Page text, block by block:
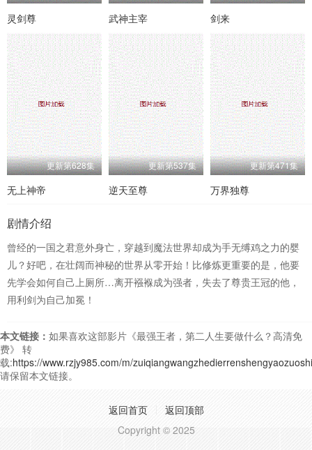
灵剑尊 武神主宰 剑来
更新第628集
无上神帝
更新第537集
逆天至尊
更新第471集
万界独尊
剧情介绍
曾经的一国之君意外身亡，穿越到魔法世界却成为手无缚鸡之力的婴
儿？好吧，在壮阔而神秘的世界从零开始！比修炼更重要的是，他要
先学会如何自己上厕所…离开襁褓成为强者，失去了尊贵王冠的他，
用利剑为自己加冕！
本文链接： 如果喜欢这部影片《最强王者，第二人生要做什么？高清免
费》 转
载:https://www.rzjy985.com/m/
请保留本文链接。
返回首页
返回顶部
Copyright © 2025